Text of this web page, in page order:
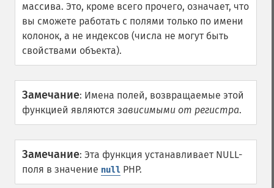
массива. Это, кроме всего прочего, означает, что
вы сможете работать с полями только по имени
колонок, а не индексов (числа не могут быть
свойствами объекта).
Замечание: Имена полей, возвращаемые этой
функцией являются зависимыми от регистра.
Замечание: Эта функция устанавливает NULL-
поля в значение null PHP.